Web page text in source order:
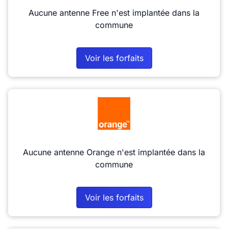
Aucune antenne Free n'est implantée dans la
commune
Voir les forfaits
Aucune antenne Orange n'est implantée dans la
commune
Voir les forfaits